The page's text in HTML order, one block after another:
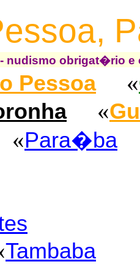
- nudismo obrigat�rio e
Pessoa«
«
Para�ba
Tambaba